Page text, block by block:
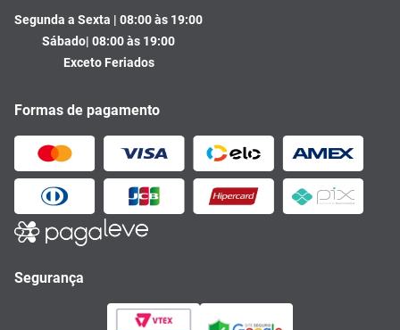
Segunda a Sexta | 08:00 às 19:00
Sábado| 08:00 às 19:00
Exceto Feriados
Formas de pagamento
Segurança